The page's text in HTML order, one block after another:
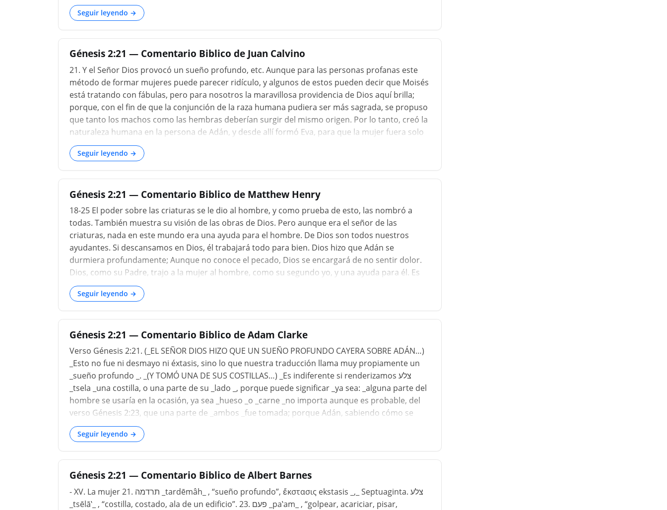
obra de la creación terminó, antes del cierre del sexto día. Probablemente fue mientras su
mente aún se demoraba en el recuerdo de la escena anterior cuando cayó en un profundo
sueño; y dado que los sueños en su mayor parte siguen el curso de los pensamientos en
nuestras horas de vigilia, ¿es sorprendente que el primer hombre, cuya constitución mental era
la mis...
Seguir leyendo →
Génesis 2:21 — Comentario Biblico de Juan Calvino
21. Y el Señor Dios provocó un sueño profundo, etc. Aunque para las personas profanas este
método de formar mujeres puede parecer ridículo, y algunos de estos pueden decir que Moisés
está tratando con fábulas, pero para nosotros la maravillosa providencia de Dios aquí brilla;
porque, con el fin de que la conjunción de la raza humana pudiera ser más sagrada, se propuso
que tanto los machos como las hembras deberían surgir del mismo origen. Por lo tanto, creó la
naturaleza humana en la persona de Adán, y desde allí formó Eva, para que la mujer fuera solo
una parte de toda la raza humana. Esta es la importancia de las palabras de Moisés que hemos
tenido antes, (Génesis 1:28,) "Dios creó al hombre ... los hizo hombre y mujer". De esta manera,
a Adán se le enseñó a reconocerse en su esposa, como en un espejo; y Eva, a su vez, se somete
voluntariamente a su esposo, como si fuera sacado de
Seguir leyendo →
Génesis 2:21 — Comentario Biblico de Matthew Henry
18-25 El poder sobre las criaturas se le dio al hombre, y como prueba de esto, las nombró a
todas. También muestra su visión de las obras de Dios. Pero aunque era el señor de las
criaturas, nada en este mundo era una ayuda para el hombre. De Dios son todos nuestros
ayudantes. Si descansamos en Dios, él trabajará todo para bien. Dios hizo que Adán se
durmiera profundamente; Aunque no conoce el pecado, Dios se encargará de no sentir dolor.
Dios, como su Padre, trajo a la mujer al hombre, como su segundo yo, y una ayuda para él. Es
probable que esa esposa, que es creada por Dios por gracia especial, y traída por Dios por
providencia especial, sea una ayuda para un hombre. Vea qué necesidad hay, tanto de
prudencia como de oración, en la elección de esta relación, que es tan cercana y tan duradera.
Eso tenía que estar bien hecho, lo que debe hacerse de por vida. Nuestros primeros padres no
ne...
Seguir leyendo →
Génesis 2:21 — Comentario Biblico de Adam Clarke
Verso Génesis 2:21. (_EL SEÑOR DIOS HIZO QUE UN SUEÑO PROFUNDO CAYERA SOBRE ADÁN…)
_Esto no fue ni desmayo ni éxtasis, sino lo que nuestra traducción llama muy propiamente un
_sueño profundo _. _(Y TOMÓ UNA DE SUS COSTILLAS…) _Es indiferente si renderizamos צלע
_tsela _una costilla, o una parte de su _lado _, porque puede significar _ya sea: _alguna parte del
hombre se usaría en la ocasión, ya sea _hueso _o _carne _no importa aunque es probable, del
verso Génesis 2:23, que una parte de _ambos _fue tomada; porque Adán, sabiendo cómo se
formó la mujer, dijo: Esta es _carne _de mi _carne _y _hueso _de mi _hueso _. Dios pudo haber
formado a la mujer del polvo de la tierra, como había formado al hombre; pero si lo hubiera
hecho, ella debìa aparecer ante sus ojos como un ser distinto, con el que no tenía nin
Seguir leyendo →
Génesis 2:21 — Comentario Biblico de Albert Barnes
- XV. La mujer 21. תרדמה _tardēmâh_ , “sueño profundo”, ἔκστασις ekstasis _,_ Septuaginta. צלע
_tsēlā‛_ , “costilla, costado, ala de un edificio”. 23. פעם _pa‛am_ , “golpear, acariciar, pisar,